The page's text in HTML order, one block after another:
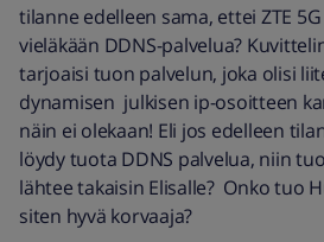
tilanne edelleen sama, ettei ZTE
vieläkään DDNS-palvelua?
tarjoaisi tuon palvelun, joka olisi
dynamisen julkisen ip-osoitteen
näin ei olekaan! Eli jos edelleen
löydy tuota DDNS palvelua, niin
lähtee takaisin Elisalle? Onko tuo
siten hyvä korvaaja?